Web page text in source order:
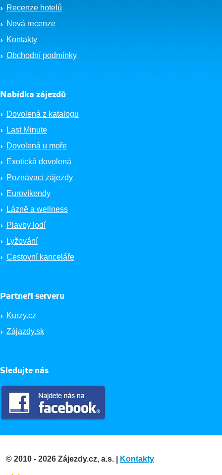
Recenze hotelů
Nová recenze
Kontakty
Obchodní podmínky
Nabídka zájezdů
Dovolená z katalogu
Last Minute
Dovolená u moře
Exotická dovolená
Poznávací zájezdy
Eurovíkendy
Lázně a wellness
Plavby lodí
Lyžování
Cestovní kanceláře
Partneři serveru
Kurzy.cz
Zájazdy.sk
Sledujte nás
© 2010 - 2026 Zájezdy.cz, a.s. | Kontakty